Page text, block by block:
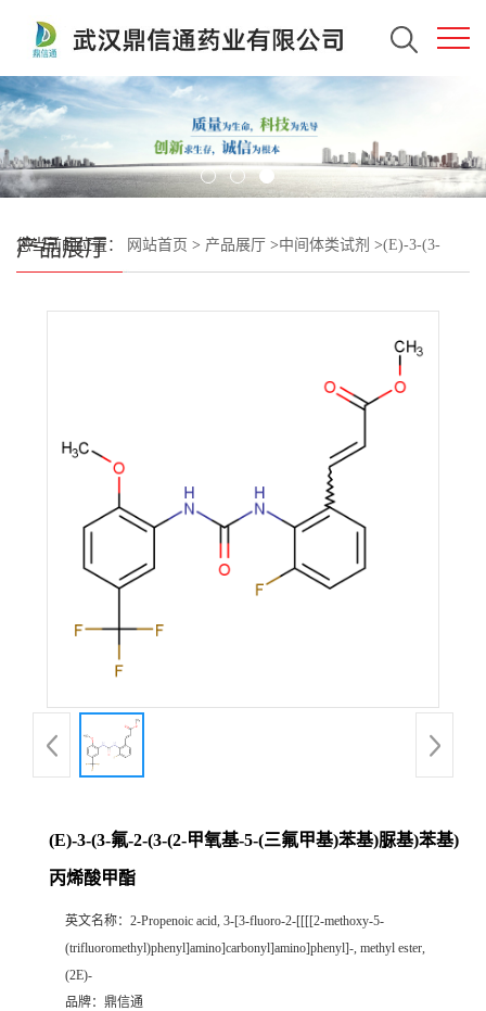
产品展厅
您当前的位置： 网站首页 > 产品展厅 >中间体类试剂 >(E)-3-(3-
(E)-3-(3-氟-2-(3-(2-甲氧基-5-(三氟甲基)苯基)脲基)苯基)
丙烯酸甲酯
英文名称： 2-Propenoic acid, 3-[3-fluoro-2-[[[[2-methoxy-5-
(trifluoromethyl)phenyl]amino]carbonyl]amino]phenyl]-, methyl ester,
(2E)-
品牌： 鼎信通